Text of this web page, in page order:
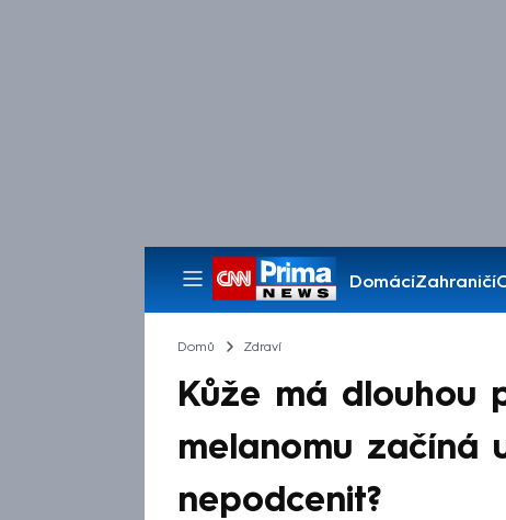
DomácíZahraničí
Pořady
Domů Zdraví
Kůže má dlouhou
melanomu začíná
nepodcenit?